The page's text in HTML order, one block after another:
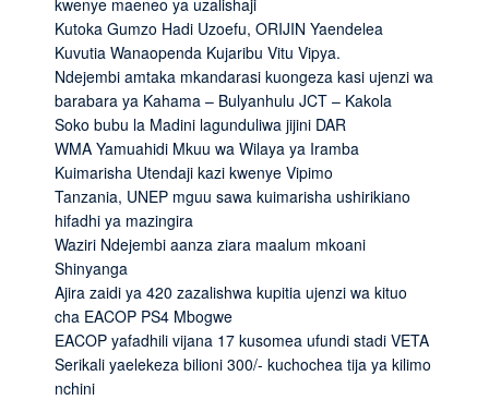
Kutoka Gumzo Hadi Uzoefu, ORIJIN Yaendelea
Kuvutia Wanaopenda Kujaribu Vitu Vipya.
Ndejembi amtaka mkandarasi kuongeza kasi ujenzi wa
barabara ya Kahama – Bulyanhulu JCT – Kakola
Soko bubu la Madini lagunduliwa jijini DAR
WMA Yamuahidi Mkuu wa Wilaya ya Iramba
Kuimarisha Utendaji kazi kwenye Vipimo
Tanzania, UNEP mguu sawa kuimarisha ushirikiano
hifadhi ya mazingira
Waziri Ndejembi aanza ziara maalum mkoani
Shinyanga
Ajira zaidi ya 420 zazalishwa kupitia ujenzi wa kituo
cha EACOP PS4 Mbogwe
EACOP yafadhili vijana 17 kusomea ufundi stadi VETA
Serikali yaelekeza bilioni 300/- kuchochea tija ya kilimo
nchini